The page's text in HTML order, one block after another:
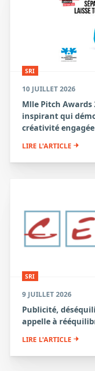
SRI
10 JUILLET 2026
Mlle Pitch Awards
inspirant qui
créativité engagée
LIRE L'ARTICLE
SRI
9 JUILLET 2026
Publicité,
appelle à
LIRE L'ARTICLE